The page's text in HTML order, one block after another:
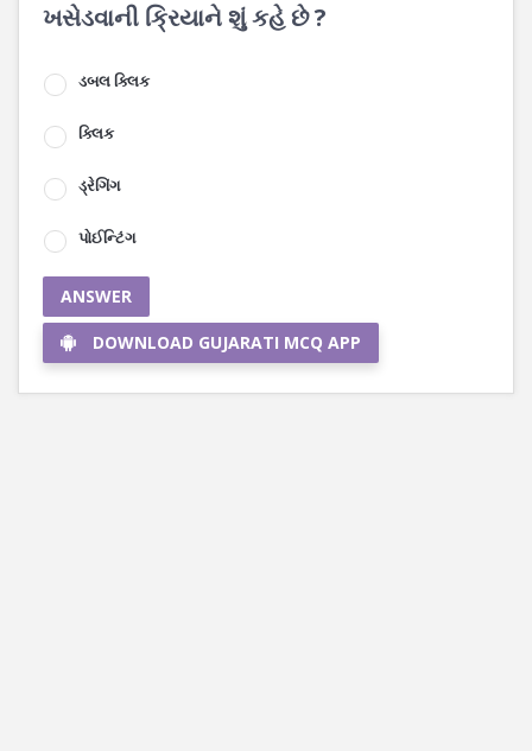
ખસેડવાની ક્રિયાને શું કહે છે ?
ડબલ ક્લિક
ક્લિક
ડ્રેગિંગ
પોઈન્ટિંગ
ANSWER
DOWNLOAD GUJARATI MCQ APP